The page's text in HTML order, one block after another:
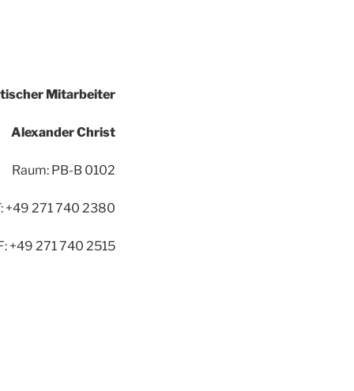
Mitarbeiter
Alexander Christ
Raum: PB-B 0102
+49 271 740 2380
+49 271 740 2515